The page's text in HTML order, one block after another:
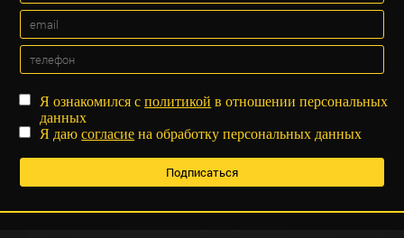
Я ознакомился сполитикой в отношении персональных
данных
Я даюсогласие на обработку персональных данных